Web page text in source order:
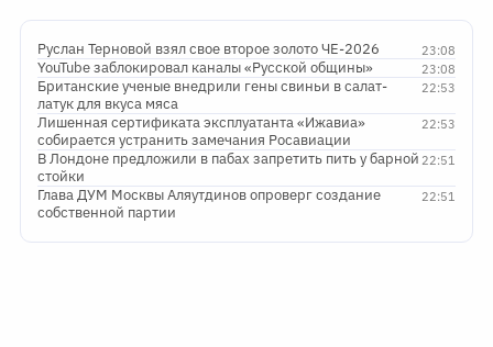
23:08
Руслан Терновой взял свое второе золото ЧЕ-2026
23:08
YouTube заблокировал каналы «Русской общины»
22:53
Британские ученые внедрили гены свиньи в салат-
латук для вкуса мяса
22:53
Лишенная сертификата эксплуатанта «Ижавиа»
собирается устранить замечания Росавиации
22:51
В Лондоне предложили в пабах запретить пить у барной
стойки
22:51
Глава ДУМ Москвы Аляутдинов опроверг создание
собственной партии